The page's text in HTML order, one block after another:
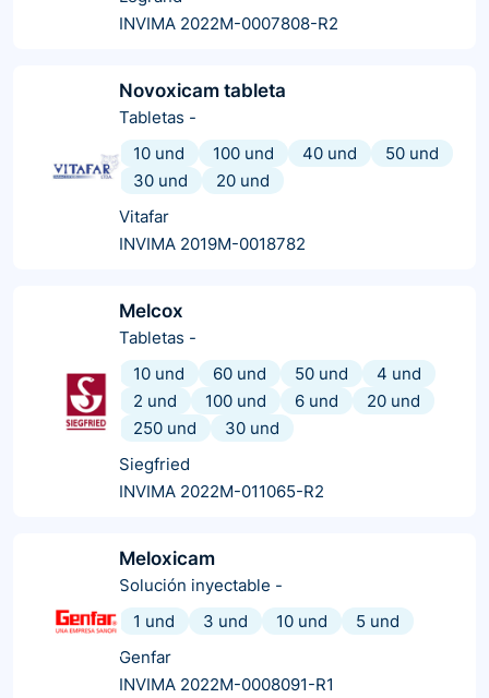
INVIMA 2022M-0007808-R2
Novoxicam tableta
Tabletas -
10 und
100 und 40 und
50 und
30 und
20 und
Vitafar
INVIMA 2019M-0018782
Melcox
Tabletas -
10 und
60 und 50 und
4 und
2 und
100 und 6 und
20 und
250 und
30 und
Siegfried
INVIMA 2022M-011065-R2
Meloxicam
Solución inyectable -
1 und
3 und 10 und
5 und
Genfar
INVIMA 2022M-0008091-R1